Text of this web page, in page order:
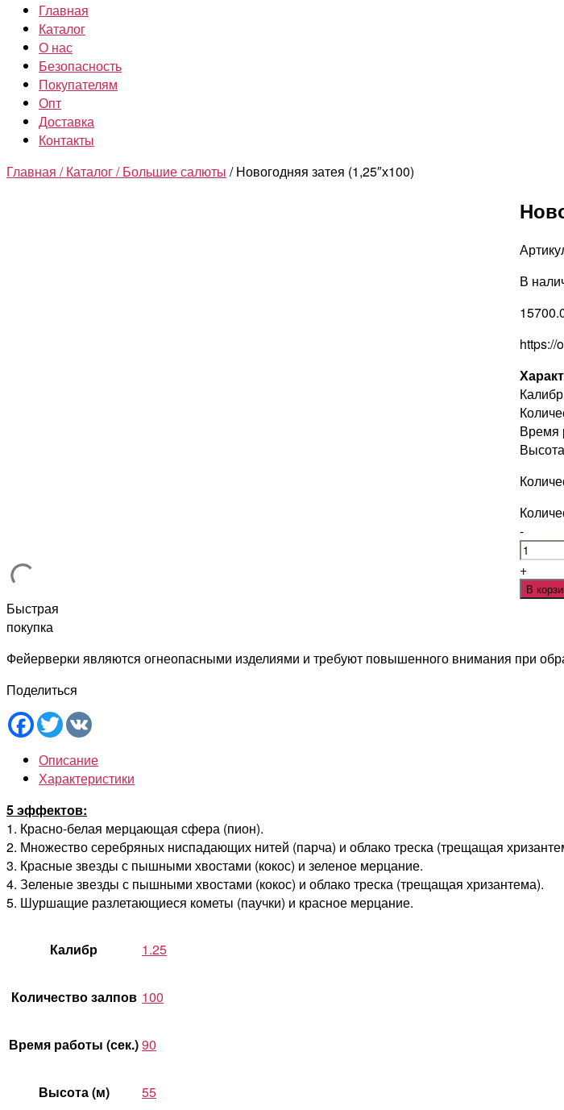
Главная
Каталог
О нас
Безопасность
Покупателям
Опт
Доставка
Контакты
Главная /Каталог /Большие салюты / Новогодняя затея (1,25″х100)
В
https://
Время
-
+
В
Быстрая
покупка
Фейерверки являются огнеопасными изделиями и требуют повышенного внимания при
Поделиться
Facebook
Twitter
Описание
Характеристики
5 эффектов:
1. Красно-белая мерцающая сфера (пион).
2. Множество серебряных ниспадающих нитей (парча) и облако треска (трещащая
3. Красные звезды с пышными хвостами (кокос) и зеленое мерцание.
4. Зеленые звезды с пышными хвостами (кокос) и облако треска (трещащая хризантема).
5. Шуршащие разлетающиеся кометы (паучки) и красное мерцание.
Калибр 1.25
Количество залпов 100
Время работы (сек.)90
Высота (м) 55